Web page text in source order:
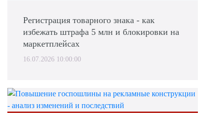
Регистрация товарного знака - как
избежать штрафа 5 млн и блокировки на
маркетплейсах
16.07.2026 10:00:00